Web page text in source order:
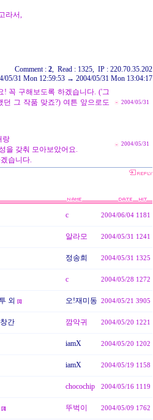
라서,
Comment : 2, Read : 1325, IP : 220.70.35.202
05/31 Mon 12:59:53 → 2004/05/31 Mon 13:04:17
! 꼭 구해보도록 하겠습니다. ('그
그 작품 맞죠?) 여튼 앞으로도
2004/05/31
랑
을 갖춰 모아보았어요.
습니다.
2004/05/31
c 2004/06/041181
알라모 2004/05/31 1241
정송희 2004/05/31 1325
c 2004/05/28 1272
외 [1] 오!재미동 2004/05/21 3905
간 깜악귀 2004/05/20 1221
iamX 2004/05/20 1202
iamX 2004/05/19 1158
chocochip 2004/05/161119
[3] 뚜벅이 2004/05/09 1762